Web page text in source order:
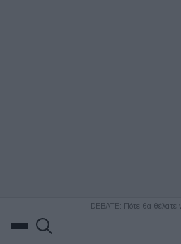
DEBATE: Πότε θα θέλατε